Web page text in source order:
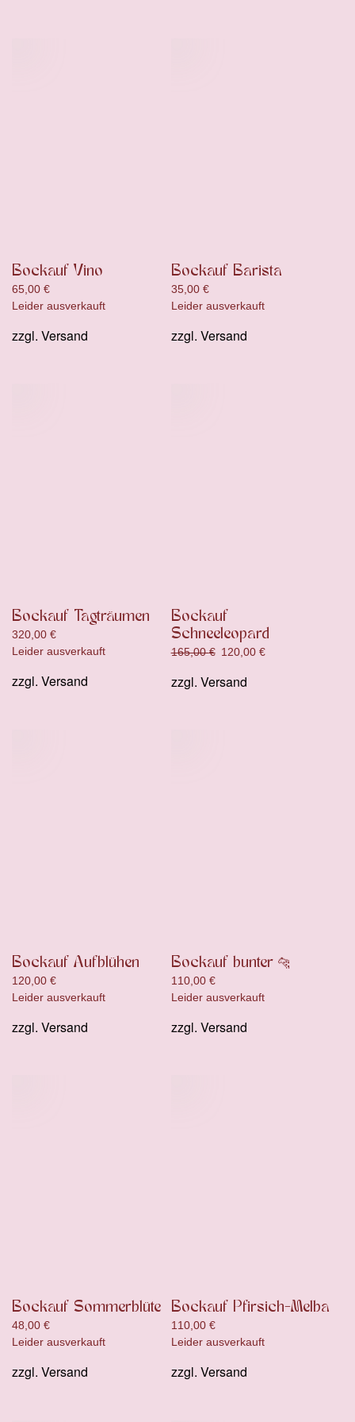
Bockauf Vino
65,00 €
Leider ausverkauft
zzgl. Versand
Bockauf Barista
35,00 €
Leider ausverkauft
zzgl. Versand
Bockauf Tagträumen
320,00 €
Leider ausverkauft
zzgl. Versand
Bockauf
Schneeleopard
165,00€ Ursprünglicher
war:
120,00 €
zzgl. Versand
Bockauf Aufblühen
120,00 €
Leider ausverkauft
zzgl. Versand
Bockauf bunter 🐆
110,00 €
Leider ausverkauft
zzgl. Versand
Bockauf Sommerblüte
48,00 €
Leider ausverkauft
zzgl. Versand
Bockauf Pfirsich-Melba
110,00 €
Leider ausverkauft
zzgl. Versand